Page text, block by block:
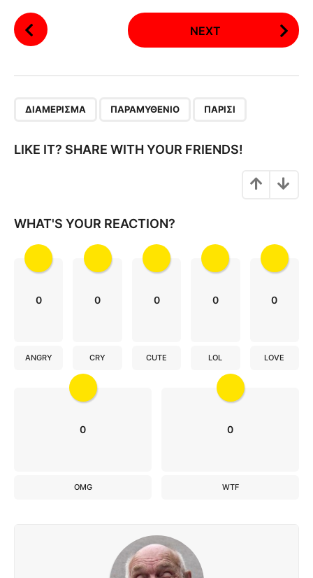
P
o
i
i
NEXT
ΔΙΑΜΈΡΙΣΜΑ ΠΑΡΑΜΥΘΈΝΙΟ ΠΑΡΊΣΙ
LIKE IT? SHARE WITH YOUR FRIENDS!
WHAT'S YOUR REACTION?
0
ANGRY
0
CRY
0
CUTE
0
LOL
0
LOVE
0
OMG
0
WTF